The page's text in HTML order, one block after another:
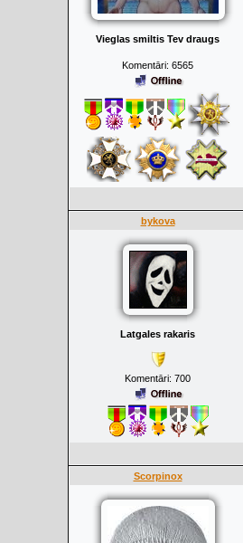
Vieglas smiltis Tev draugs
Komentāri: 6565
bykova
Latgales rakaris
Komentāri: 700
Scorpinox